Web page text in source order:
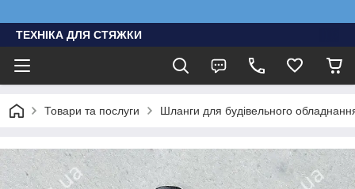
ТЕХНІКА ДЛЯ СТЯЖКИ
Товари та послуги Шланги для будівельного